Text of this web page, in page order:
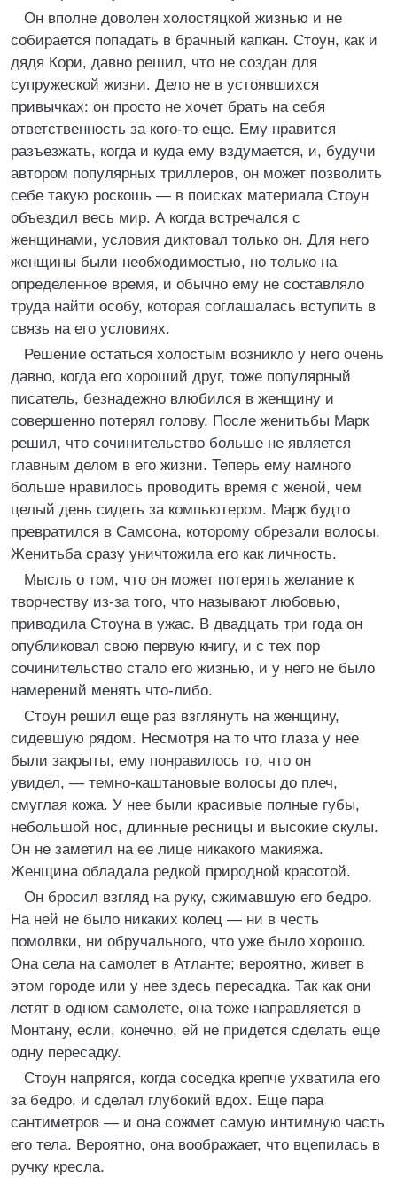
Он вполне доволен холостяцкой жизнью и не
собирается попадать в брачный капкан. Стоун, как и
дядя Кори, давно решил, что не создан для
супружеской жизни. Дело не в устоявшихся
привычках: он просто не хочет брать на себя
ответственность за кого-то еще. Ему нравится
разъезжать, когда и куда ему вздумается, и, будучи
автором популярных триллеров, он может позволить
себе такую роскошь — в поисках материала Стоун
объездил весь мир. А когда встречался с
женщинами, условия диктовал только он. Для него
женщины были необходимостью, но только на
определенное время, и обычно ему не составляло
труда найти особу, которая соглашалась вступить в
связь на его условиях.
Решение остаться холостым возникло у него очень
давно, когда его хороший друг, тоже популярный
писатель, безнадежно влюбился в женщину и
совершенно потерял голову. После женитьбы Марк
решил, что сочинительство больше не является
главным делом в его жизни. Теперь ему намного
больше нравилось проводить время с женой, чем
целый день сидеть за компьютером. Марк будто
превратился в Самсона, которому обрезали волосы.
Женитьба сразу уничтожила его как личность.
Мысль о том, что он может потерять желание к
творчеству из-за того, что называют любовью,
приводила Стоуна в ужас. В двадцать три года он
опубликовал свою первую книгу, и с тех пор
сочинительство стало его жизнью, и у него не было
намерений менять что-либо.
Стоун решил еще раз взглянуть на женщину,
сидевшую рядом. Несмотря на то что глаза у нее
были закрыты, ему понравилось то, что он
увидел, — темно-каштановые волосы до плеч,
смуглая кожа. У нее были красивые полные губы,
небольшой нос, длинные ресницы и высокие скулы.
Он не заметил на ее лице никакого макияжа.
Женщина обладала редкой природной красотой.
Он бросил взгляд на руку, сжимавшую его бедро.
На ней не было никаких колец — ни в честь
помолвки, ни обручального, что уже было хорошо.
Она села на самолет в Атланте; вероятно, живет в
этом городе или у нее здесь пересадка. Так как они
летят в одном самолете, она тоже направляется в
Монтану, если, конечно, ей не придется сделать еще
одну пересадку.
Стоун напрягся, когда соседка крепче ухватила его
за бедро, и сделал глубокий вдох. Еще пара
сантиметров — и она сожмет самую интимную часть
его тела. Вероятно, она воображает, что вцепилась в
ручку кресла.